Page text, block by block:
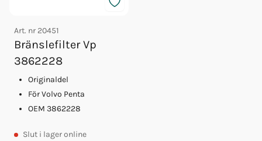
Art. nr 20451
Bränslefilter Vp
3862228
Originaldel
För Volvo Penta
OEM 3862228
Slut i lager online